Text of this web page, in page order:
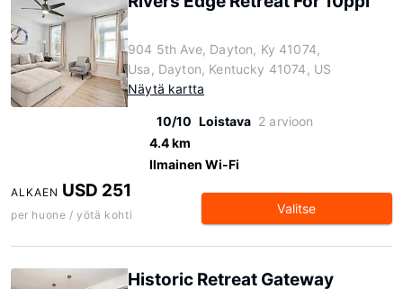
904 5th Ave, Dayton, Ky 41074,
Usa, Dayton, Kentucky 41074, US
Näytä kartta
10/10 Loistava 2 arvioon
4.4 km
Ilmainen Wi-Fi
ALKAEN USD 251
per huone / yötä kohti Valitse
Historic Retreat Gateway